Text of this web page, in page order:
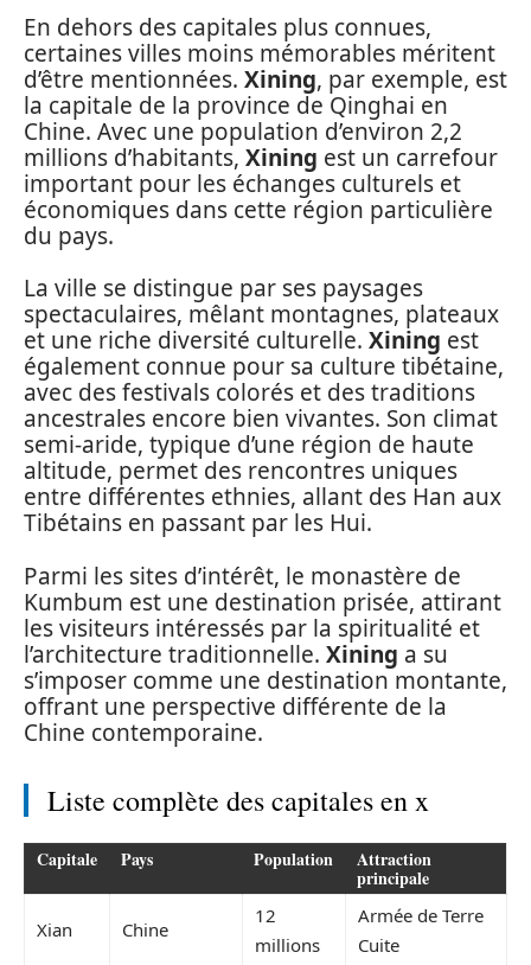
En dehors des capitales plus connues,
certaines villes moins mémorables méritent
d’être mentionnées. Xining, par exemple, est
la capitale de la province de Qinghai en
Chine. Avec une population d’environ 2,2
millions d’habitants, Xining est un carrefour
important pour les échanges culturels et
économiques dans cette région particulière
du pays.
La ville se distingue par ses paysages
spectaculaires, mêlant montagnes, plateaux
et une riche diversité culturelle. Xining est
également connue pour sa culture tibétaine,
avec des festivals colorés et des traditions
ancestrales encore bien vivantes. Son climat
semi-aride, typique d’une région de haute
altitude, permet des rencontres uniques
entre différentes ethnies, allant des Han aux
Tibétains en passant par les Hui.
Parmi les sites d’intérêt, le monastère de
Kumbum est une destination prisée, attirant
les visiteurs intéressés par la spiritualité et
l’architecture traditionnelle. Xining a su
s’imposer comme une destination montante,
offrant une perspective différente de la
Chine contemporaine.
Liste complète des capitales en x
Capitale Pays Population Attraction
principale
Xian Chine
12
millions
Armée de Terre
Cuite